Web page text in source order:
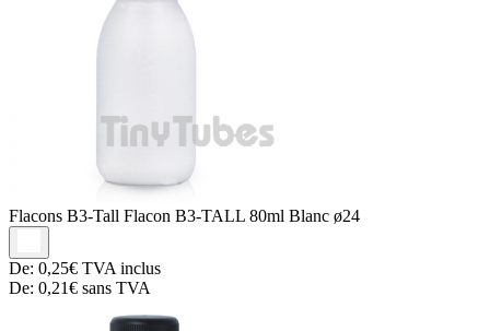
Flacons B3-Tall Flacon B3-TALL 80ml Blanc ø24
De: 0,25€ TVA inclus
De: 0,21€ sans TVA